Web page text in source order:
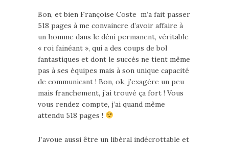
Bon, et bien Françoise Coste m’a fait passer
518 pages à me convaincre d’avoir affaire à
un homme dans le déni permanent, véritable
« roi fainéant », qui a des coups de bol
fantastiques et dont le succès ne tient même
pas à ses équipes mais à son unique capacité
de communicant ! Bon, ok, j’exagère un peu
mais franchement, j’ai trouvé ça fort ! Vous
vous rendez compte, j’ai quand même
attendu 518 pages !
J’avoue aussi être un libéral indécrottable et